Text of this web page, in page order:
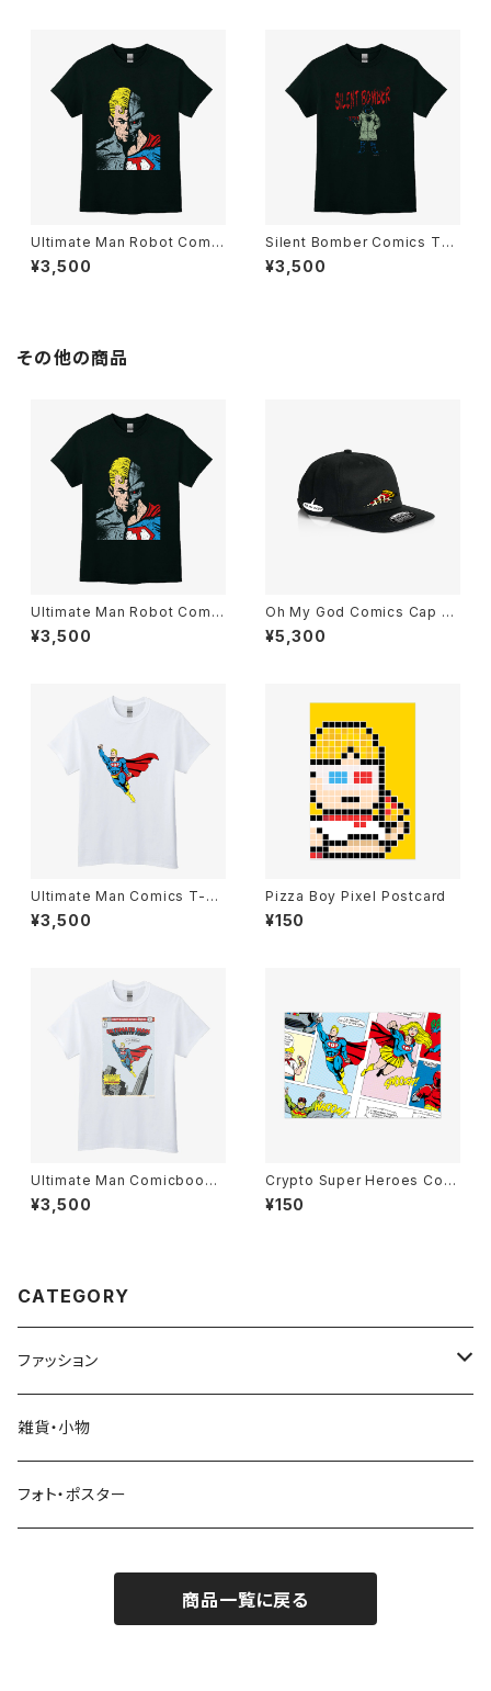
Ultimate Man Robot Comic
s T-Shirts Black
¥3,500
Silent Bomber Comics T-S
hirts Black
¥3,500
その他の商品
Ultimate Man Robot Comic
s T-Shirts Black
¥3,500
Oh My God Comics Cap C
otton Black
¥5,300
Ultimate Man Comics T-Sh
irt White
¥3,500
Pizza Boy Pixel Postcard
¥150
Ultimate Man Comicbook
T-Shirt White
¥3,500
Crypto Super Heroes Com
ics Postcard
¥150
CATEGORY
ファッション
Tシャツ
スウェットシャツ
雑貨・小物
フォト・ポスター
商品一覧に戻る